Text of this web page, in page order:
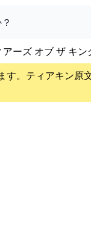
ーズ オブ ザ キ
。 ティアキン原